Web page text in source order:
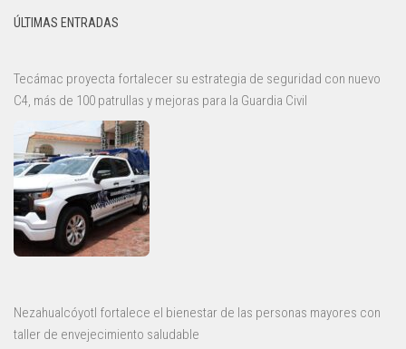
ÚLTIMAS ENTRADAS
Tecámac proyecta fortalecer su estrategia de seguridad con nuevo
C4, más de 100 patrullas y mejoras para la Guardia Civil
Nezahualcóyotl fortalece el bienestar de las personas mayores con
taller de envejecimiento saludable